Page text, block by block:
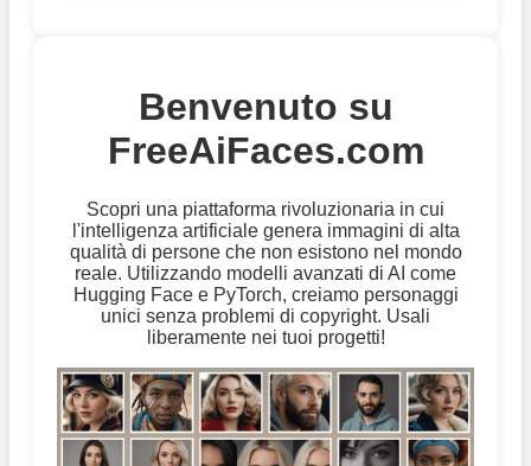
Benvenuto su
FreeAiFaces.com
Scopri una piattaforma rivoluzionaria in cui
l'intelligenza artificiale genera immagini di alta
qualità di persone che non esistono nel mondo
reale. Utilizzando modelli avanzati di AI come
Hugging Face e PyTorch, creiamo personaggi
unici senza problemi di copyright. Usali
liberamente nei tuoi progetti!